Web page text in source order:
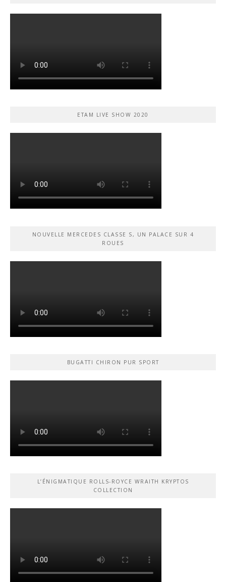
ETAM LIVE SHOW 2020
NOUVELLE MERCEDES CLASSE S, UN PALACE SUR 4
ROUES
BUGATTI CHIRON PUR SPORT
L’ÉNIGMATIQUE ROLLS-ROYCE WRAITH KRYPTOS
COLLECTION